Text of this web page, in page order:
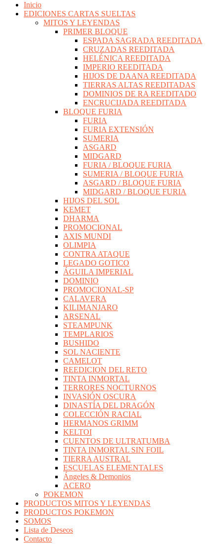
Inicio
EDICIONES CARTAS SUELTAS
MITOS Y LEYENDAS
PRIMER BLOQUE
ESPADA SAGRADA REEDITADA
CRUZADAS REEDITADA
HELÉNICA REEDITADA
IMPERIO REEDITADA
HIJOS DE DAANA REEDITADA
TIERRAS ALTAS REEDITADAS
DOMINIOS DE RA REEDITADO
ENCRUCIJADA REEDITADA
BLOQUE FURIA
FURIA
FURIA EXTENSIÓN
SUMERIA
ASGARD
MIDGARD
FURIA / BLOQUE FURIA
SUMERIA / BLOQUE FURIA
ASGARD / BLOQUE FURIA
MIDGARD / BLOQUE FURIA
HIJOS DEL SOL
KEMET
DHARMA
PROMOCIONAL
AXIS MUNDI
OLIMPIA
CONTRA ATAQUE
LEGADO GOTICO
ÁGUILA IMPERIAL
DOMINIO
PROMOCIONAL-SP
CALAVERA
KILIMANJARO
ARSENAL
STEAMPUNK
TEMPLARIOS
BUSHIDO
SOL NACIENTE
CAMELOT
REEDICION DEL RETO
TINTA INMORTAL
TERRORES NOCTURNOS
INVASIÓN OSCURA
DINASTÍA DEL DRAGÓN
COLECCIÓN RACIAL
HERMANOS GRIMM
KELTOI
CUENTOS DE ULTRATUMBA
TINTA INMORTAL SIN FOIL
TIERRA AUSTRAL
ESCUELAS ELEMENTALES
Ángeles & Demonios
ACERO
POKEMON
PRODUCTOS MITOS Y LEYENDAS
PRODUCTOS POKEMON
SOMOS
Lista de Deseos
Contacto